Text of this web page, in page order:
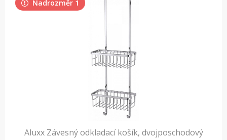
Nadrozměr 1
Aluxx Závesný odkladací košík, dvojposchodový